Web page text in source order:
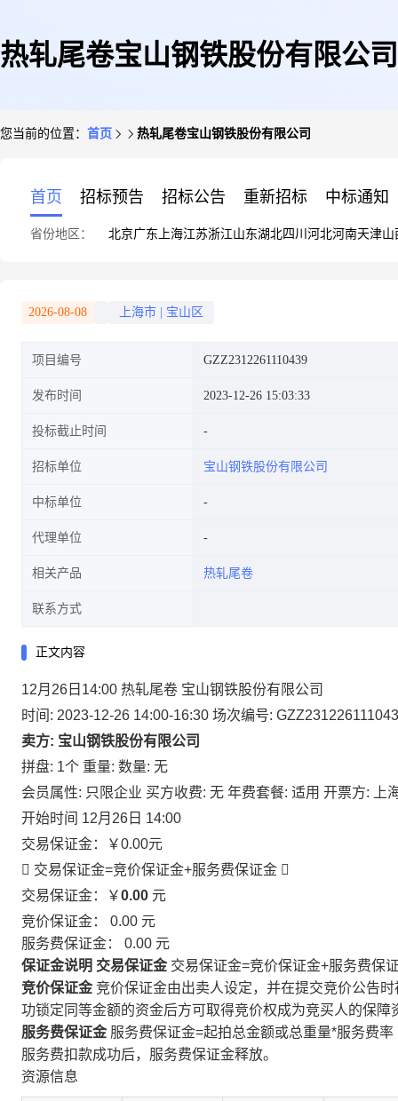
热轧尾卷宝山钢铁股份有限公司
您当前的位置： 首页 热轧尾卷宝山钢铁股份有限公司
首页 招标预告 招标公告 重新招标 中标通知
省份地区： 北京广东 上海江苏浙江山东湖北四川 河北河南天津山
2026-08-08 上海市 宝山区
项目编号 GZZ2312261110439
发布时间 2023-12-26 15:03:33
投标截止时间
招标单位 宝山钢铁股份有限公司
中标单位
代理单位
相关产品 热轧尾卷
联系方式
正文内容
12月26日14:00 热轧尾卷 宝山钢铁股份有限公司
时间: 2023-12-26 14:00-16:30 场次编号:
卖方: 宝山钢铁股份有限公司
拼盘: 1个 重量: 数量: 无
会员属性: 只限企业 买方收费: 无 年费套餐: 适用 开票方: 上
开始时间 12月26日 14:00
交易保证金：
￥0.00元
 交易保证金=竞价保证金+服务费保证金 
交易保证金：￥0.00 元
竞价保证金： 0.00 元
服务费保证金： 0.00 元
保证金说明 交易保证金 交易保证金=竞价保证金+服务费保
竞价保证金 竞价保证金由出卖人设定，并在提交竞价公告
功锁定同等金额的资金后方可取得竞价权成为竞买人的保障
服务费保证金 服务费保证金=起拍总金额或总重量*服务费率
服务费扣款成功后，服务费保证金释放。
资源信息